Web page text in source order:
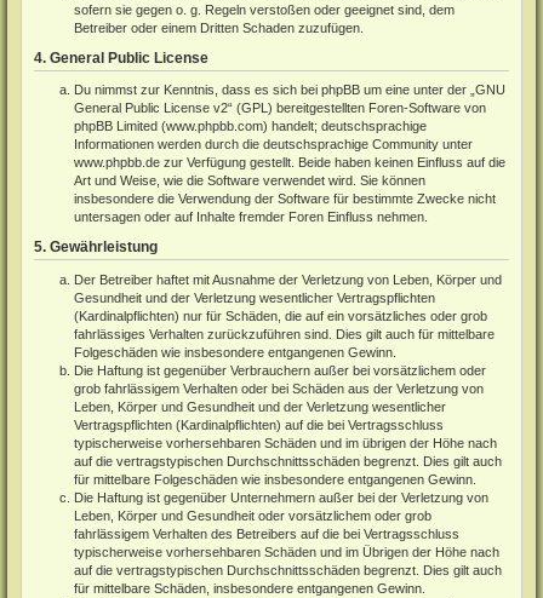
sofern sie gegen o. g. Regeln verstoßen oder geeignet sind, dem
Betreiber oder einem Dritten Schaden zuzufügen.
4. General Public License
Du nimmst zur Kenntnis, dass es sich bei phpBB um eine unter der „GNU
General Public License v2“ (GPL) bereitgestellten Foren-Software von
phpBB Limited (www.phpbb.com) handelt; deutschsprachige
Informationen werden durch die deutschsprachige Community unter
www.phpbb.de zur Verfügung gestellt. Beide haben keinen Einfluss auf die
Art und Weise, wie die Software verwendet wird. Sie können
insbesondere die Verwendung der Software für bestimmte Zwecke nicht
untersagen oder auf Inhalte fremder Foren Einfluss nehmen.
5. Gewährleistung
Der Betreiber haftet mit Ausnahme der Verletzung von Leben, Körper und
Gesundheit und der Verletzung wesentlicher Vertragspflichten
(Kardinalpflichten) nur für Schäden, die auf ein vorsätzliches oder grob
fahrlässiges Verhalten zurückzuführen sind. Dies gilt auch für mittelbare
Folgeschäden wie insbesondere entgangenen Gewinn.
Die Haftung ist gegenüber Verbrauchern außer bei vorsätzlichem oder
grob fahrlässigem Verhalten oder bei Schäden aus der Verletzung von
Leben, Körper und Gesundheit und der Verletzung wesentlicher
Vertragspflichten (Kardinalpflichten) auf die bei Vertragsschluss
typischerweise vorhersehbaren Schäden und im übrigen der Höhe nach
auf die vertragstypischen Durchschnittsschäden begrenzt. Dies gilt auch
für mittelbare Folgeschäden wie insbesondere entgangenen Gewinn.
Die Haftung ist gegenüber Unternehmern außer bei der Verletzung von
Leben, Körper und Gesundheit oder vorsätzlichem oder grob
fahrlässigem Verhalten des Betreibers auf die bei Vertragsschluss
typischerweise vorhersehbaren Schäden und im Übrigen der Höhe nach
auf die vertragstypischen Durchschnittsschäden begrenzt. Dies gilt auch
für mittelbare Schäden, insbesondere entgangenen Gewinn.